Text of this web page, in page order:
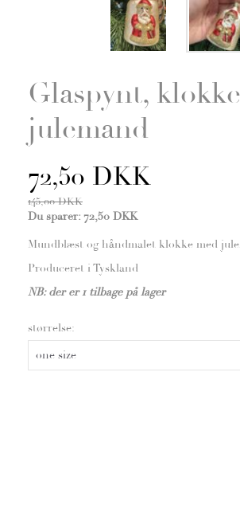
Glaspynt,
julemand
72,50 DKK
145,00 DKK
Du sparer: 72,50 DKK
Mundblæst og håndmalet klokke med
Produceret i Tyskland
NB: der er 1 tilbage på lager
størrelse: